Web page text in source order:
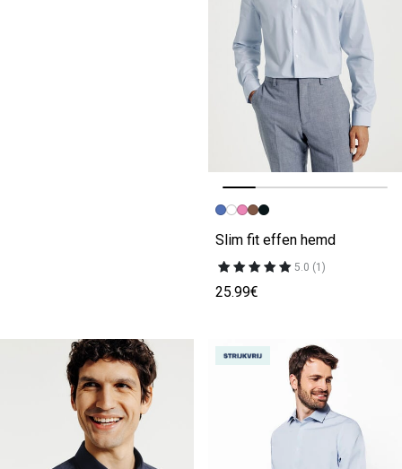
Vorige afbeelding
Volgende beeld
Slim fit effen hemd
5.0 (1)
25.99€